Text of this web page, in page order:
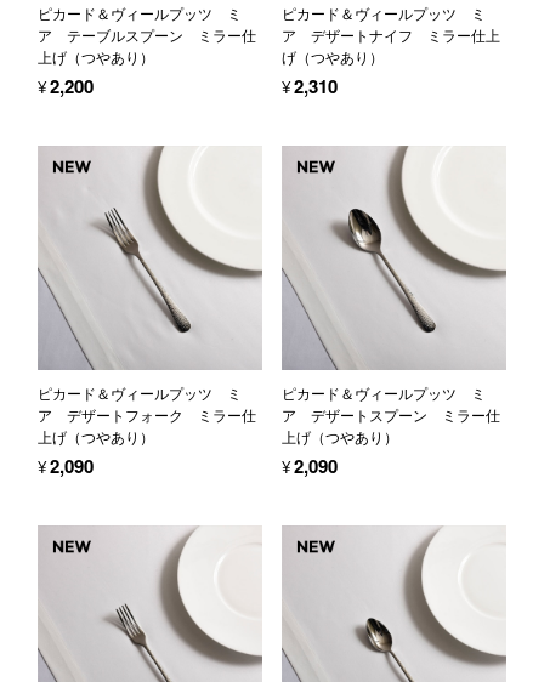
ピカード＆ヴィールプッツ ミ
ア テーブルスプーン ミラー仕
上げ（つやあり）
¥2,200
ピカード＆ヴィールプッツ ミ
ア デザートナイフ ミラー仕上
げ（つやあり）
¥2,310
ピカード＆ヴィールプッツ ミ
ア デザートフォーク ミラー仕
上げ（つやあり）
¥2,090
ピカード＆ヴィールプッツ ミ
ア デザートスプーン ミラー仕
上げ（つやあり）
¥2,090